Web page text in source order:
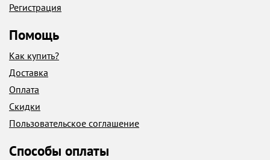
Регистрация
Помощь
Как купить?
Доставка
Оплата
Скидки
Пользовательское соглашение
Способы оплаты